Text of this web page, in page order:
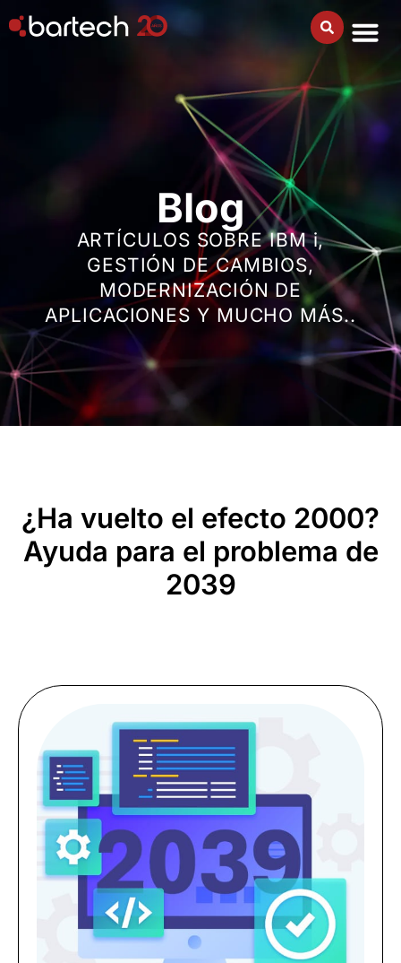
Blog
ARTÍCULOS SOBRE IBM i,
GESTIÓN DE CAMBIOS,
MODERNIZACIÓN DE
APLICACIONES Y MUCHO MÁS..
¿Ha vuelto el efecto 2000?
Ayuda para el problema de
2039